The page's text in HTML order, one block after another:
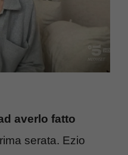
averlo fatto
serata. Ezio